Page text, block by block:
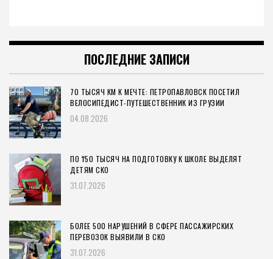
ПОСЛЕДНИЕ ЗАПИСИ
70 ТЫСЯЧ КМ К МЕЧТЕ: ПЕТРОПАВЛОВСК ПОСЕТИЛ
ВЕЛОСИПЕДИСТ-ПУТЕШЕСТВЕННИК ИЗ ГРУЗИИ
04.08.2026
ПО ₸50 ТЫСЯЧ НА ПОДГОТОВКУ К ШКОЛЕ ВЫДЕЛЯТ
ДЕТЯМ СКО
31.07.2026
БОЛЕЕ 500 НАРУШЕНИЙ В СФЕРЕ ПАССАЖИРСКИХ
ПЕРЕВОЗОК ВЫЯВИЛИ В СКО
31.07.2026